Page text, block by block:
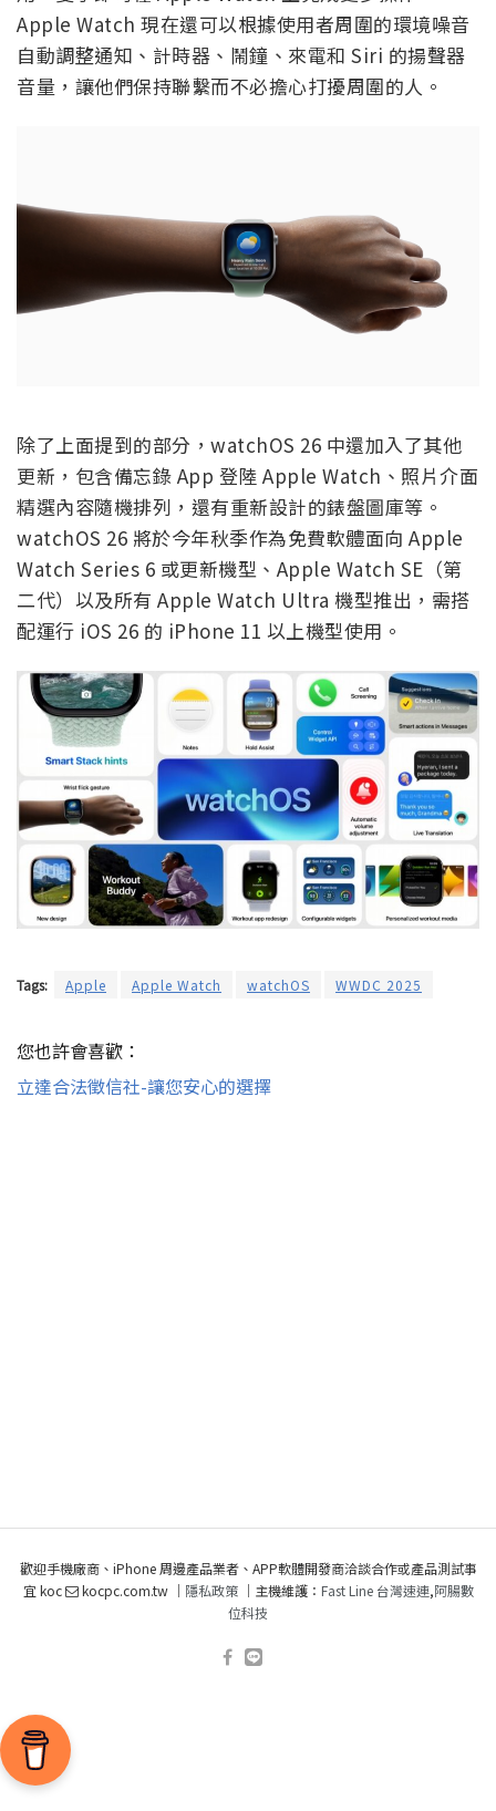
Apple Watch 現在還可以根據使用者周圍的環境噪音
自動調整通知、計時器、鬧鐘、來電和 Siri 的揚聲器
音量，讓他們保持聯繫而不必擔心打擾周圍的人。
除了上面提到的部分，watchOS 26 中還加入了其他
更新，包含備忘錄 App 登陸 Apple Watch、照片介面
精選內容隨機排列，還有重新設計的錶盤圖庫等。
watchOS 26 將於今年秋季作為免費軟體面向 Apple
Watch Series 6 或更新機型、Apple Watch SE（第
二代）以及所有 Apple Watch Ultra 機型推出，需搭
配運行 iOS 26 的 iPhone 11 以上機型使用。
Tags: Apple Apple Watch watchOS WWDC 2025
您也許會喜歡：
立達合法徵信社-讓您安心的選擇
歡迎手機廠商、iPhone 周邊產品業者、APP軟體開發商洽談合作或產品測試事
宜 koc
kocpc.com.tw ｜ 隱私政策｜主機維護： Fast Line 台灣速連,阿腸數
位科技